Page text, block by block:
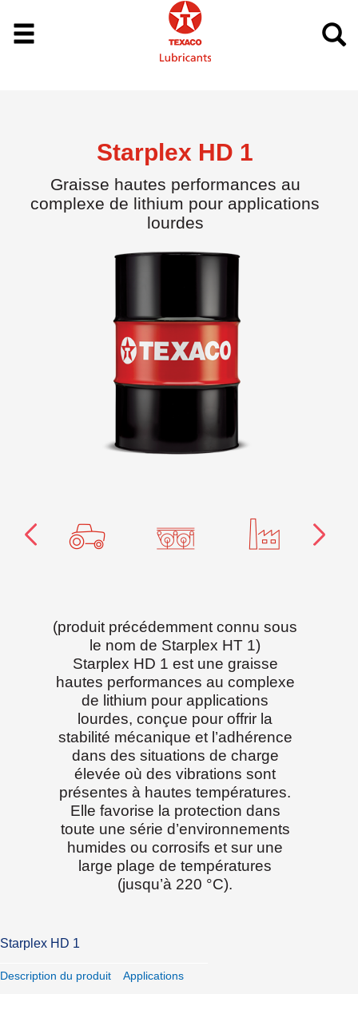
Starplex HD 1
Graisse hautes performances au
complexe de lithium pour applications
lourdes
(produit précédemment connu sous
le nom de Starplex HT 1)
Starplex HD 1 est une graisse
hautes performances au complexe
de lithium pour applications
lourdes, conçue pour offrir la
stabilité mécanique et l’adhérence
dans des situations de charge
élevée où des vibrations sont
présentes à hautes températures.
Elle favorise la protection dans
toute une série d’environnements
humides ou corrosifs et sur une
large plage de températures
(jusqu’à 220 °C).
Starplex HD 1
Description du produit Applications